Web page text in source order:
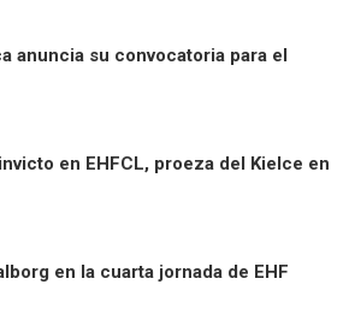
anuncia su convocatoria para el
en EHFCL, proeza del Kielce en
en la cuarta jornada de EHF